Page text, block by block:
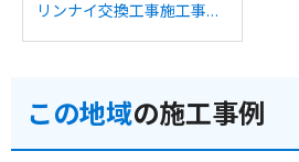
リンナイ交換工事施工事
換
この地域の施工事例